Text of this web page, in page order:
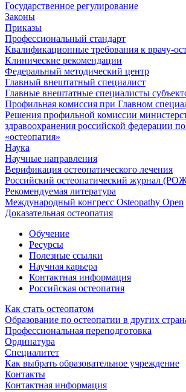
Государственное регулирование
Законы
Приказы
Профессиональный стандарт
Квалификационные требования к врачу-
Клинические рекомендации
Федеральный методический центр
Главный внештатный специалист
Главные внештатные специалисты
Профильная комиссия при Главном
Решения профильной комиссии
здравоохранения российской федерации
«остеопатия»
Наука
Научные направления
Верификация остеопатического лечения
Российский остеопатический журнал
Рекомендуемая литература
Международный конгресс Osteopathy Open
Доказательная остеопатия
Обучение
Ресурсы
Полезные ссылки
Научная карьера
Контактная информация
Российская остеопатия
Как стать остеопатом
Образование по остеопатии в других
Профессиональная переподготовка
Ординатура
Специалитет
Как выбрать образовательное учреждение
Контакты
Контактная информация